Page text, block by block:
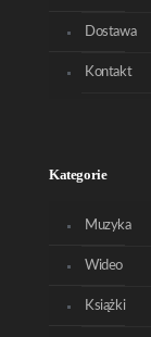
Dostawa
Kontakt
Kategorie
Muzyka
Wideo
Książki